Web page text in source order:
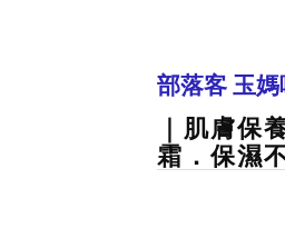
部落客 玉
｜肌膚保
霜．保濕